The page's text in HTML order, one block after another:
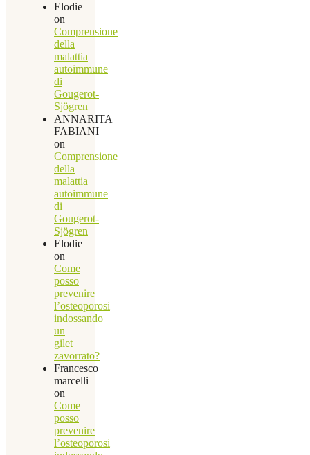
Elodie
on
Comprensione
della
malattia
autoimmune
di
Gougerot-
Sjögren
ANNARITA
FABIANI
on
Comprensione
della
malattia
autoimmune
di
Gougerot-
Sjögren
Elodie
on
Come
posso
prevenire
l’osteoporosi
indossando
un
gilet
zavorrato?
Francesco
marcelli
on
Come
posso
prevenire
l’osteoporosi